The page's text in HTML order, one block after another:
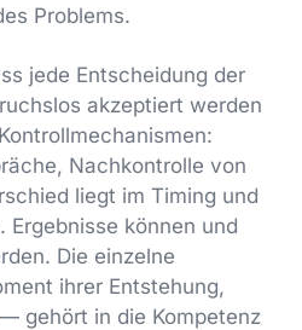
Problems.
jede Entscheidung der
akzeptiert werden
Nachkontrolle von
liegt im Timing und
Ergebnisse können und
Die einzelne
ihrer Entstehung,
gehört in die Kompetenz